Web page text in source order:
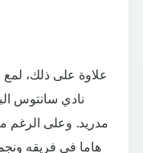
علاوة على ذلك،
نادي سانتوس
مدريد. وعلى الرغم
هاما في فريقه